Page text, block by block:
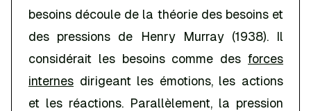
besoins découle de la théorie des besoins et
des pressions de Henry Murray (1938). Il
considérait les besoins comme des forces
internes dirigeant les émotions, les actions
et les réactions. Parallèlement, la pression